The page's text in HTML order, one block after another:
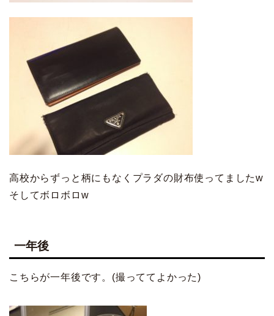
高校からずっと柄にもなくプラダの財布使ってましたw
そしてボロボロ w
一年後
こちらが一年後です。(撮っててよかった)